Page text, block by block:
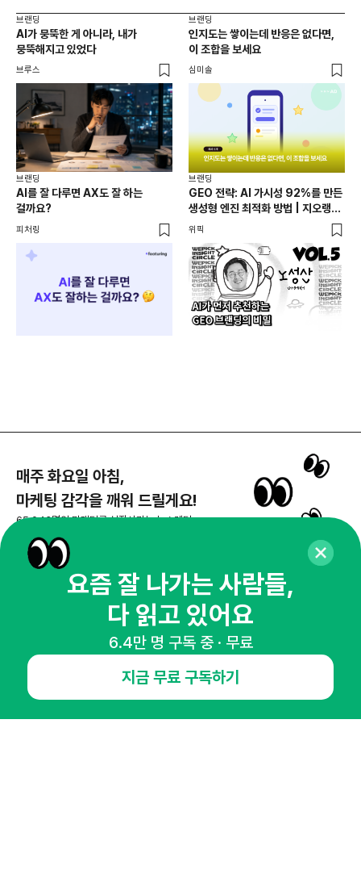
브랜딩
AI가 뭉뚝한 게 아니라, 내가
뭉뚝해지고 있었다
브루스
브랜딩
인지도는 쌓이는데 반응은 없다면,
이 조합을 보세요
심미솔
브랜딩
AI를 잘 다루면 AX도 잘 하는
걸까요?
피처링
브랜딩
GEO 전략: AI 가시성 92%를 만든
생성형 엔진 최적화 방법 | 지오랭크
노성산 대표
위픽
매주 화요일 아침,
마케팅 감각을 깨워 드릴게요!
65,043명의 마케터를 성장시키는 뉴스레터
뉴스레터 구독하기
공지사항 제휴문의
인사이터 신청
뉴스레터
광고안내
요즘 잘 나가는 사람들,
다 읽고 있어요
6.4만 명 구독 중 · 무료
지금 무료 구독하기